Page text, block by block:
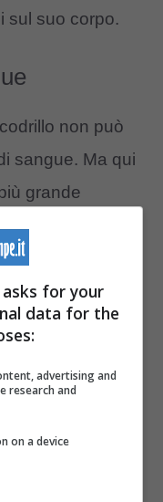
sul suo corpo.
non può
sangue. Ma qui
grande
La sua acqua
vasta
però ha una
i pesci del lago
potrebbero
vicina città
for your
data for the
advertising and
research and
on a device